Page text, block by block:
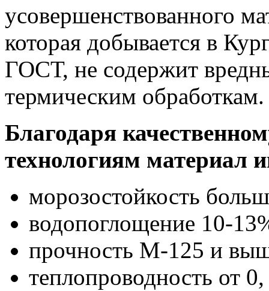
усовершенствованного
которая добывается в
ГОСТ, не содержит
термическим обработкам.
Благодаря
технологиям материал
морозостойкость
водопоглощение 10-
прочность М-125 и
теплопроводность от